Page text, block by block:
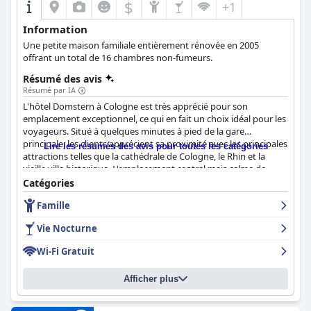
$ +1
Information
Une petite maison familiale entièrement rénovée en 2005
offrant un total de 16 chambres non-fumeurs.
Résumé des avis
Résumé par IA
L'hôtel Domstern à Cologne est très apprécié pour son
emplacement exceptionnel, ce qui en fait un choix idéal pour les
voyageurs. Situé à quelques minutes à pied de la gare
principale, les clients apprécient sa proximité avec les principales
attractions telles que la cathédrale de Cologne, le Rhin et la
vieille ville historique. L'emplacement central mais calme de
l'hôtel assure la commodité sans sacrifier une nuit de sommeil
paisible, ce qui le rend parfait pour assister à des événements et
explorer la ville.
Le petit-déjeuner à l'hôtel Domstern est fréquemment salué par
les clients. Les offres du matin sont décrites comme
abondantes, délicieuses et variées, avec un large éventail de
choix. L'attention portée à la durabilité et à la haute qualité de la
nourriture, associées à un service amical et attentionné,
contribuent à une expérience globale qui dépasse les attentes.
De nombreux clients comparent le petit-déjeuner à celui des
Lire les résumés des avis pour toutes les catégories
Catégories
Famille
Vie Nocturne
Wi-Fi Gratuit
Afficher plus